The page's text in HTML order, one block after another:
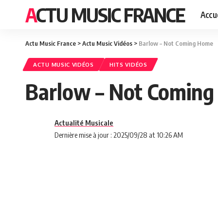
ACTU MUSIC FRANCE
Actu Music France >Actu Music Vidéos > Barlow – Not Coming Home
ACTU MUSIC VIDÉOS HITS VIDÉOS
Barlow – Not
Dernière mise à jour : 2025/09/28 at 10:26 AM
Actualité Musicale